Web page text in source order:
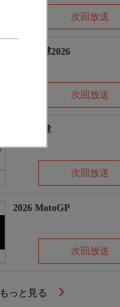
次回放送
プロ野球2026
次回放送
プロ野球
次回放送
2026 MotoGP
次回放送
もっと見る